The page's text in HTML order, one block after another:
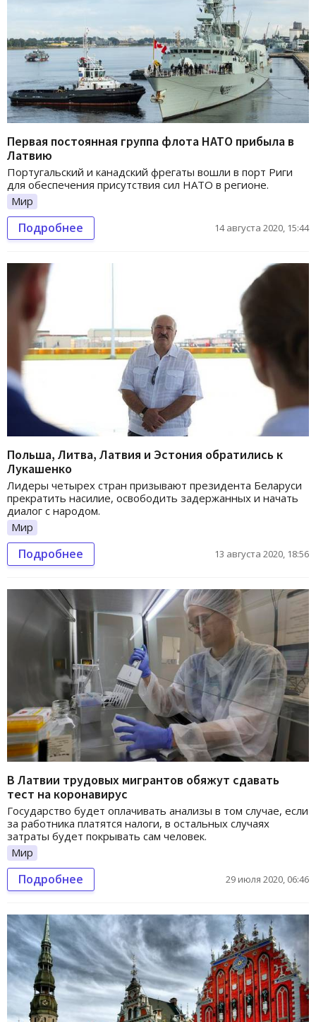
Первая постоянная группа флота НАТО прибыла в
Латвию
Португальский и канадский фрегаты вошли в порт Риги
для обеспечения присутствия сил НАТО в регионе.
Мир
Подробнее 14 августа 2020, 15:44
Польша, Литва, Латвия и Эстония обратились к
Лукашенко
Лидеры четырех стран призывают президента Беларуси
прекратить насилие, освободить задержанных и начать
диалог с народом.
Мир
Подробнее 13 августа 2020, 18:56
В Латвии трудовых мигрантов обяжут сдавать
тест на коронавирус
Государство будет оплачивать анализы в том случае, если
за работника платятся налоги, в остальных случаях
затраты будет покрывать сам человек.
Мир
Подробнее 29 июля 2020, 06:46